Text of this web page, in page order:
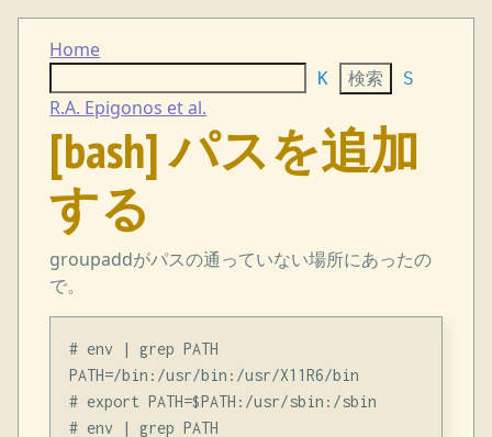
Home
K S
R.A. Epigonos et al.
[bash] パスを追加
する
groupaddがパスの通っていない場所にあったの
で。
# env | grep PATH
PATH=/bin:/usr/bin:/usr/X11R6/bin
# export PATH=$PATH:/usr/sbin:/sbin
# env | grep PATH